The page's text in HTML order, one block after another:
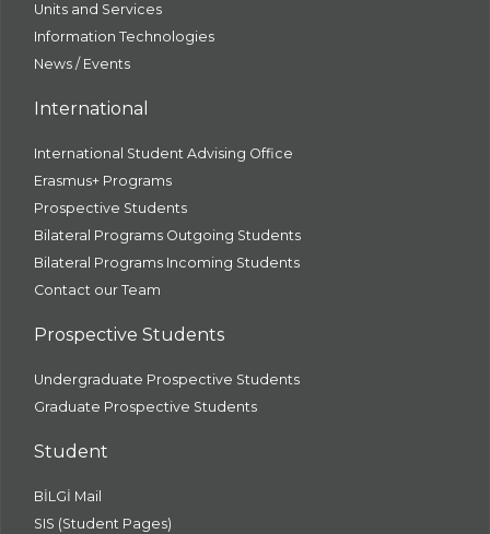
Units and Services
Information Technologies
News / Events
International
International Student Advising Office
Erasmus+ Programs
Prospective Students
Bilateral Programs Outgoing Students
Bilateral Programs Incoming Students
Contact our Team
Prospective Students
Undergraduate Prospective Students
Graduate Prospective Students
Student
BİLGİ Mail
SIS (Student Pages)